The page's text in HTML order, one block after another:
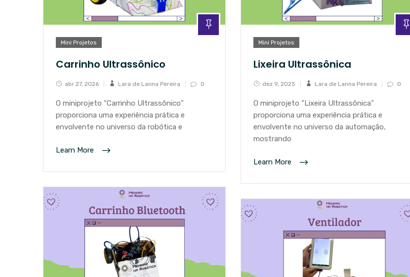
Mini Projetos
Carrinho Ultrassônico
abr 27, 2026 Lara de Lanna Pereira 0
O miniprojeto “Carrinho Ultrassônico”
proporciona uma experiência prática e
envolvente no universo da robótica e
Learn More
Mini Projetos
Lixeira Ultrassônica
dez 9, 2025 Lara de Lanna Pereira 0
O miniprojeto “Lixeira Ultrassônica”
proporciona uma experiência prática e
envolvente no universo da automação,
mostrando
Learn More